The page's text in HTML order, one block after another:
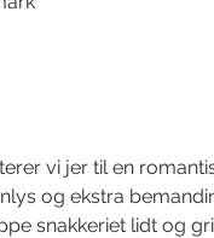
vi jer til en
og ekstra
snakkeriet lidt og